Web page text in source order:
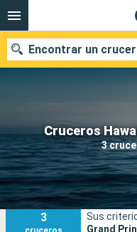
Cruceros
3
Encontrar un
Nuestros destinos
Fecha de salida
Puertos
3
Sus
Grand